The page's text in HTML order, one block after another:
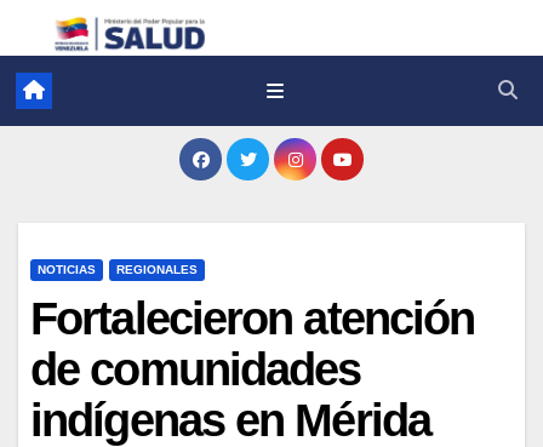
NOTICIAS REGIONALES
Fortalecieron atención
de comunidades
indígenas en Mérida